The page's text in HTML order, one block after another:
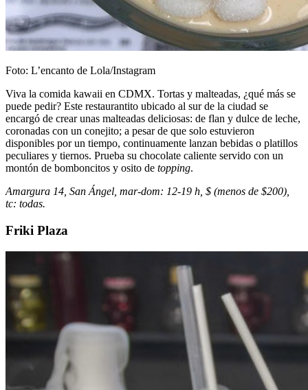
Foto: L’encanto de Lola/Instagram
Viva la comida kawaii en CDMX. Tortas y malteadas, ¿qué más se
puede pedir? Este restaurantito ubicado al sur de la ciudad se
encargó de crear unas malteadas deliciosas: de flan y dulce de leche,
coronadas con un conejito; a pesar de que solo estuvieron
disponibles por un tiempo, continuamente lanzan bebidas o platillos
peculiares y tiernos. Prueba su chocolate caliente servido con un
montón de bomboncitos y osito de topping.
Amargura 14, San Ángel, mar-dom: 12-19 h, $ (menos de $200),
tc: todas.
Friki Plaza